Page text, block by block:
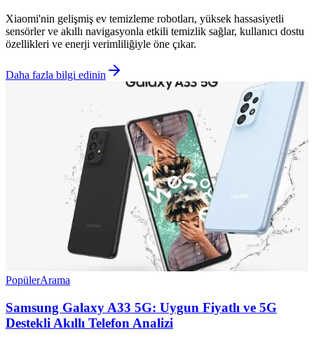
Xiaomi'nin gelişmiş ev temizleme robotları, yüksek hassasiyetli
sensörler ve akıllı navigasyonla etkili temizlik sağlar, kullanıcı dostu
özellikleri ve enerji verimliliğiyle öne çıkar.
Daha fazla bilgi edinin
PopülerArama
Samsung Galaxy A33 5G: Uygun Fiyatlı ve 5G
Destekli Akıllı Telefon Analizi